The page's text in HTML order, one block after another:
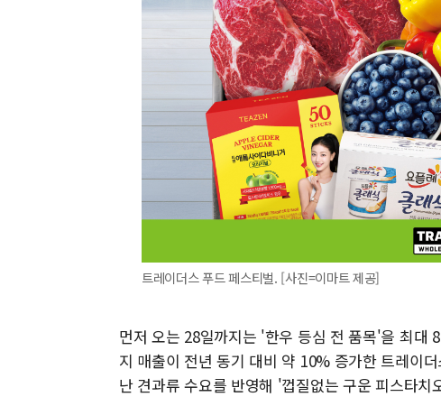
트레이더스 푸드 페스티벌. [사진=이마트 제공]
먼저 오는 28일까지는 '한우 등심 전 품목'을 최대
지 매출이 전년 동기 대비 약 10% 증가한 트레이
난 견과류 수요를 반영해 '껍질없는 구운 피스타